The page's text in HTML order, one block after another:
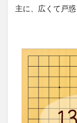
主に、広くて戸